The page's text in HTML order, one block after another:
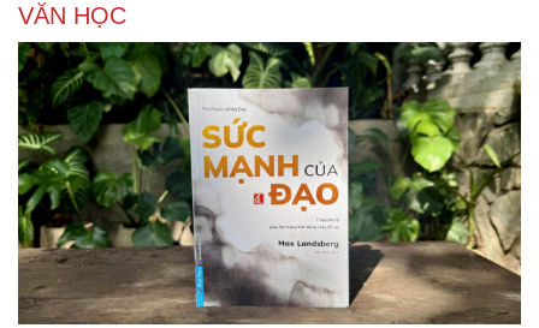
Cải chính
VĂN HỌC